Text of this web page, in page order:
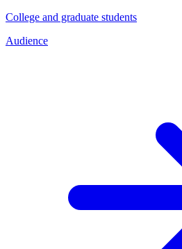
College and graduate students
Audience